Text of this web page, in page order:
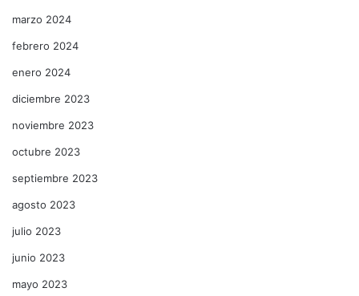
marzo 2024
febrero 2024
enero 2024
diciembre 2023
noviembre 2023
octubre 2023
septiembre 2023
agosto 2023
julio 2023
junio 2023
mayo 2023